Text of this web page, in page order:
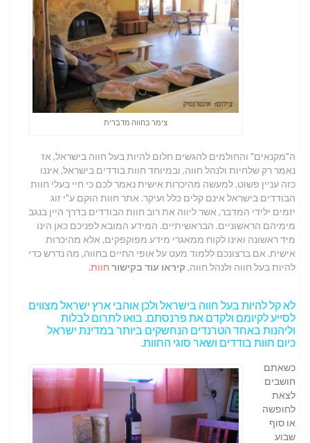
צימר בחווה מדברית
ה"מקנאים" והחולמים להגשים חלום להיות בעל חווה בישראל, אז
נאמר רק שלחיות ולנהל חווה, ובמיוחד חוות בודדים בישראל, איננו
כזה עניין פשוט. למעשה מהיכרות אישית נאמר לכם כי חיי בעלי חוות
הבודדים בישראל אינם קלים כלל ועיקר. אתר חוות הוקם ע"י זוג
יזמים ילידי המדבר, אשר ליווה את רוב חוות הבודדים בדרך היין בנגב
מימיהם הראשוניים. הבראשיתיים. המידע המובא לפניכם כאן הינו
מיד ראשונה ואינו לקוח ממאגרי מידע מפוקפקים, אלא מהיכרות
אישית. אם ברצונכם ללמוד מעט על אופי החיים בחווה, מה נדרש כדי
להיות בעל חווה ולנהל חווה,קיראו עוד בקישור חוות.
לא קל להיות בעל חווה בישראל ולכן אוהבי ארץ ישראל מצווים
לסייע לקיומם ולקדם את פרנסתם. בואו לתרום לבלות
וליהנות באחד הטרנדים הנחשקים ביותר במדינת ישראל
כיום חוות בודדים ושאר סוגי החוות.
כשאתם
חושבים
לצאת
לחופשה
או סוף
שבוע